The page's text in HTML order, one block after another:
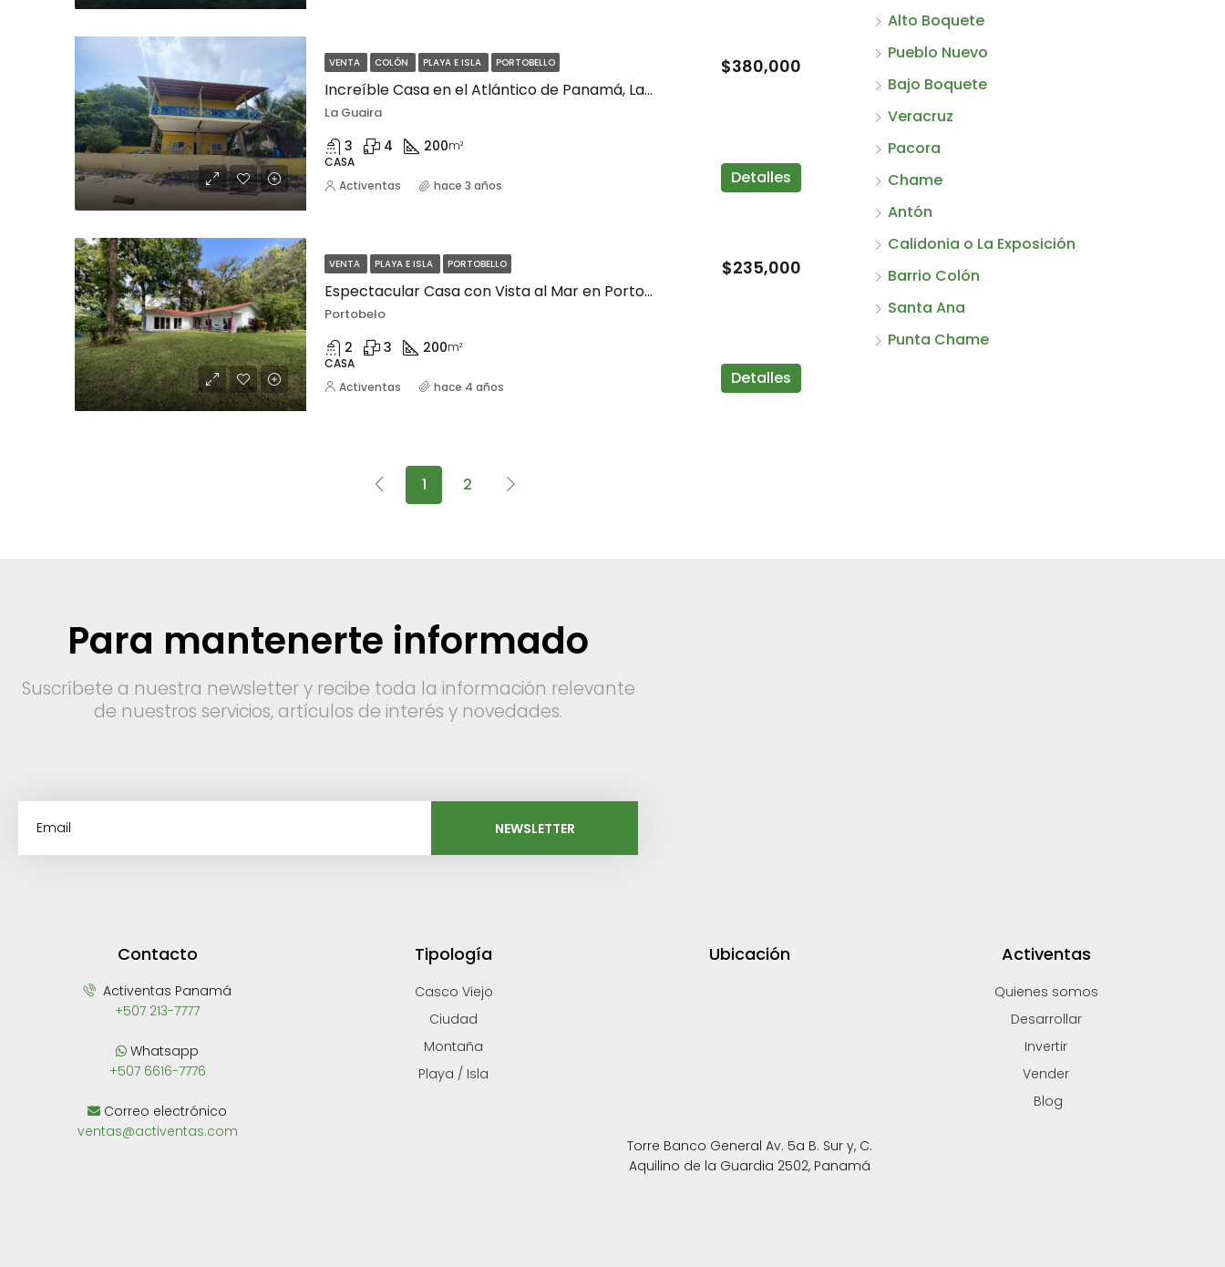
VENTA COLÓN PLAYA E ISLA PORTOBELLO
Increíble Casa en el Atlántico de Panamá, La Guaira
$380,000
La Guaira
3 4 200m²
CASA
Detalles
Activentas hace 3 años
VENTA PLAYA E ISLA PORTOBELLO
Espectacular Casa con Vista al Mar en Portobelo
$235,000
Portobelo
2 3 200m²
CASA
Detalles
Activentas hace 4 años
1 2
Alto Boquete
Pueblo Nuevo
Bajo Boquete
Veracruz
Pacora
Chame
Antón
Calidonia o La Exposición
Barrio Colón
Santa Ana
Punta Chame
Para mantenerte informado
Suscríbete a nuestra newsletter y recibe toda la información relevante
de nuestros servicios, artículos de interés y novedades.
NEWSLETTER
Contacto
Activentas Panamá
+507 213-7777
Whatsapp
+507 6616-7776
Correo electrónico
ventas@activentas.com
Tipología
Casco Viejo
Ciudad
Montaña
Playa / Isla
Ubicación
Torre Banco General Av. 5a B. Sur y, C.
Aquilino de la Guardia 2502, Panamá
Activentas
Quienes somos
Desarrollar
Invertir
Vender
Blog